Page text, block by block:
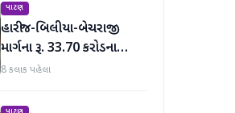
પાટણ
હારીજ-બિલીયા-બેચરાજી
માર્ગના રૂ. 33.70 કરોડના
વિકાસ કામો પૂરજોશમાં
8 કલાક પહેલા